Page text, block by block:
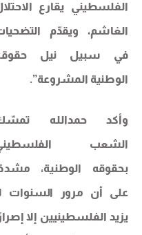
الفلسطيني يقارع الاحتلال
الغاشم، ويقدّم التضحيات
في سبيل نيل حقوقه
الوطنية المشروعة”.
وأكد حمدالله تمسّك
الشعب الفلسطيني
بحقوقه الوطنية، مشددًا
على أن مرور السنوات لا
يزيد الفلسطينيين إلا إصرارًا